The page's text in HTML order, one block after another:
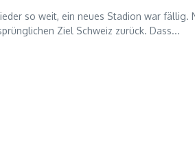
so weit, ein neues Stadion war fällig.
Ziel Schweiz zurück. Dass...